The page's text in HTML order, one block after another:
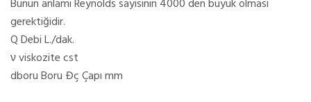
Bunun anlamı Reynolds sayısının 4000 den büyük olması
gerektiğidir.
Q Debi L./dak.
ν viskozite cst
dboru Boru Đç Çapı mm